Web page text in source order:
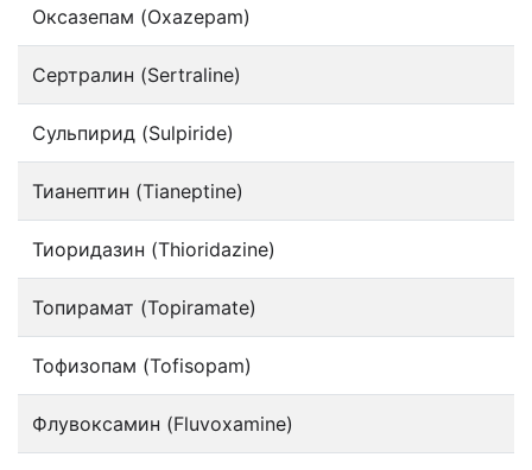
Оксазепам (Oxazepam)
Сертралин (Sertraline)
Сульпирид (Sulpiride)
Тианептин (Tianeptine)
Тиоридазин (Thioridazine)
Топирамат (Topiramate)
Тофизопам (Tofisopam)
Флувоксамин (Fluvoxamine)